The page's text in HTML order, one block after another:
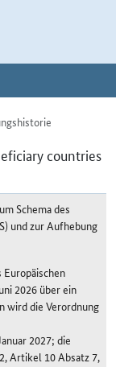
countries
Schema des
und zur Aufhebung
2026 über ein
wird die Verordnung
2027; die
Artikel 10 Absatz 7,